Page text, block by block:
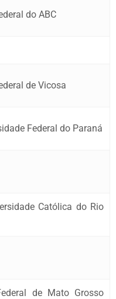
do ABC
de Vicosa
Federal do Paraná
Católica do Rio
de Mato Grosso